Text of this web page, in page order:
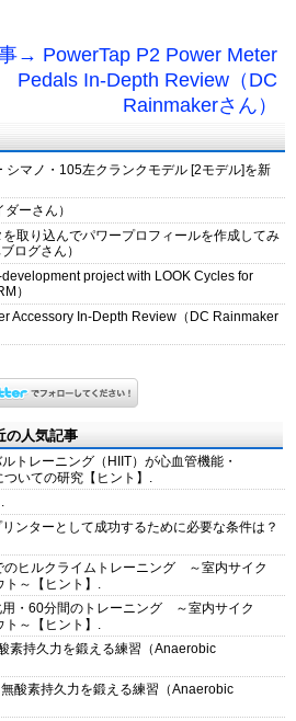
→ PowerTap P2 Power Meter
Pedals In-Depth Review（DC
Rainmakerさん）
シマノ・105左クランクモデル [2モデル]を新
ーさん）
取り込んでパワープロフィールを作成してみ
ログさん）
project with LOOK Cycles for
）
Accessory In-Depth Review（DC Rainmaker
人気記事
トレーニング（HIIT）が心血管機能・
いての研究【ヒント】.
ンターとして成功するために必要な条件は？
のヒルクライムトレーニング ～室内サイク
ト～【ヒント】.
・60分間のトレーニング ～室内サイク
ト～【ヒント】.
持久力を鍛える練習（Anaerobic
酸素持久力を鍛える練習（Anaerobic